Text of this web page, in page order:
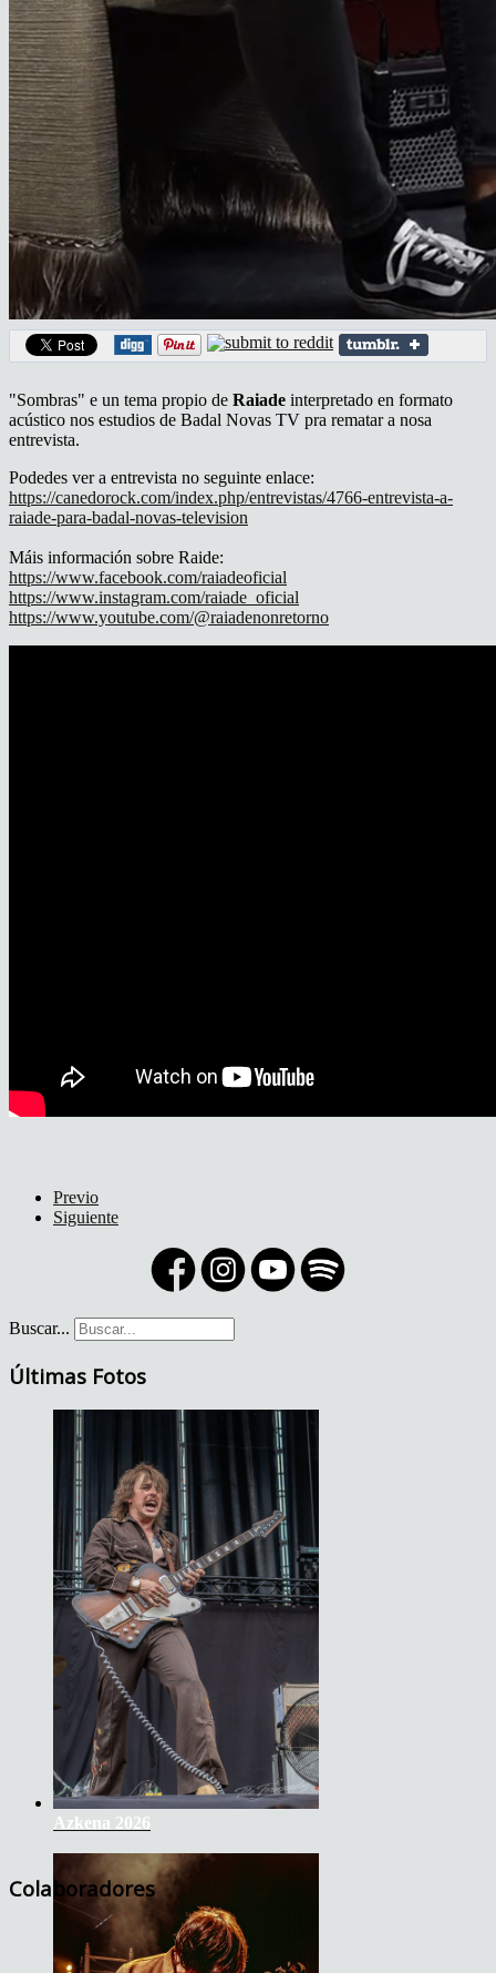
"Sombras" e un tema propio de Raiade interpretado en formato
acústico nos estudios de Badal Novas TV pra rematar a nosa
entrevista.
Podedes ver a entrevista no seguinte enlace:
https://canedorock.com/index.php/entrevistas/4766-entrevista-a-
raiade-para-badal-novas-television
Máis información sobre Raide:
https://www.facebook.com/raiadeoficial
https://www.instagram.com/raiade_oficial
https://www.youtube.com/@raiadenonretorno
Previo
Siguiente
Buscar...
Últimas Fotos
Azkena 2026
Colaboradores